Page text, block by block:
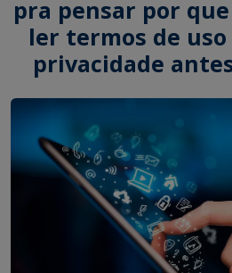
pra pensar por
ler termos de
privacidade